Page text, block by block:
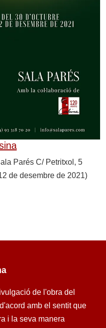
Parés C/ Petritxol, 5
de desembre de 2021)
de l'obra del
amb el sentit que
i la seva manera